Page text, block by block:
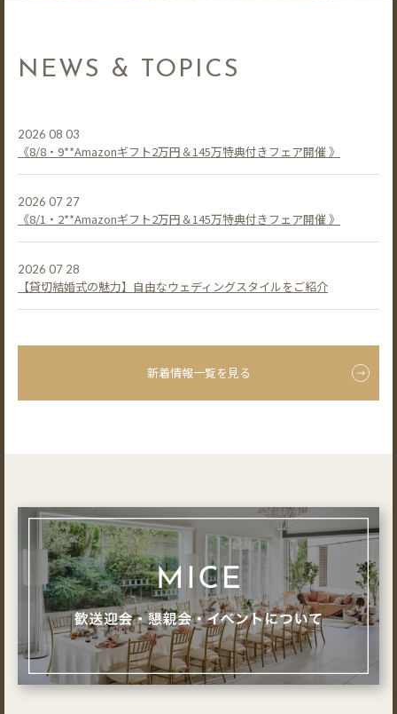
NEWS & TOPICS
2026 08 03
《8/8・9**Amazonギフト2万円＆145万特典付きフェア開催 》
2026 07 27
《8/1・2**Amazonギフト2万円＆145万特典付きフェア開催 》
2026 07 28
【貸切結婚式の魅力】自由なウェディングスタイルをご紹介
新着情報一覧を見る